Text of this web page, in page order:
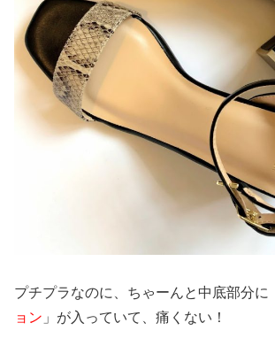
プチプラなのに、ちゃーんと中底部分に
ョン 」が入っていて、痛くない！